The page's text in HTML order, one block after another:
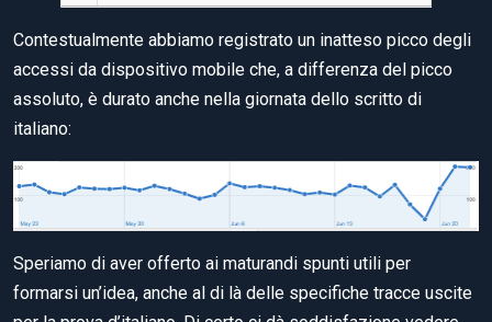
Contestualmente abbiamo registrato un inatteso picco degli
accessi da dispositivo mobile che, a differenza del picco
assoluto, è durato anche nella giornata dello scritto di
italiano:
Speriamo di aver offerto ai maturandi spunti utili per
formarsi un’idea, anche al di là delle specifiche tracce uscite